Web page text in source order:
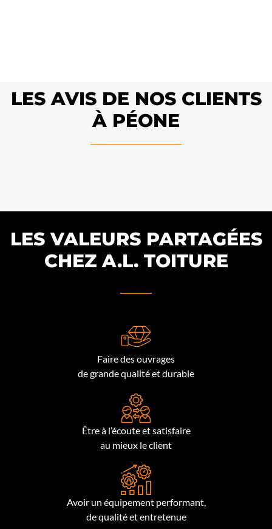
LES AVIS DE NOS CLIENTS
À PÉONE
LES VALEURS PARTAGÉES
CHEZ A.L. TOITURE
Faire des ouvrages
de grande qualité et durable
Être à l’écoute et satisfaire
au mieux le client
Avoir un équipement performant,
de qualité et entretenue